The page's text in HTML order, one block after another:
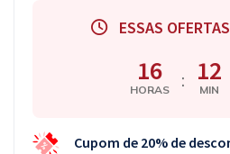
ESSAS
16
HORAS : 12
MIN
Cupom de 20% de